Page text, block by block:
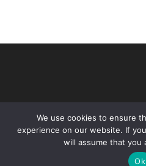
We use cookies to ensure
experience on our website. If
will assume that you
Ok